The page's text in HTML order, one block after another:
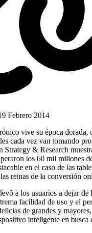
Febrero 2014
vive su época dorada,
cada vez van tomando
Strategy & Research
los 60 mil millones
en el caso de las
reinas de la conversión
a los usuarios a dejar de
facilidad de uso y el
de grandes y
inteligente en busca